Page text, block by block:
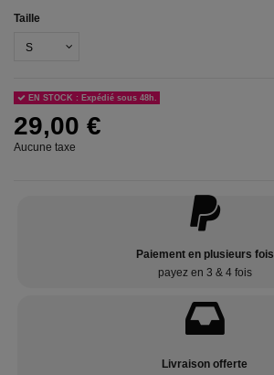
Taille
EN STOCK : Expédié sous 48h.
29,00 €
Aucune taxe
Paiement en plusieurs fois
payez en 3 & 4 fois
Livraison offerte